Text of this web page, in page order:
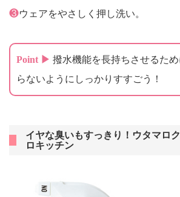
❸ウェアをやさしく押し洗い。
Point ▶ 撥水機能を長持ちさせるた
らないようにしっかりすすごう！
イヤな臭いもすっきり！ウタマロ
ロキッチン